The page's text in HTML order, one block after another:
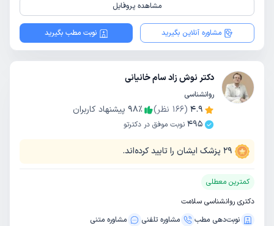
مشاهده پروفایل
مشاوره آنلاین بگیرید نوبت مطب بگیرید
دکتر نوش زاد سام خانیانی
روانشناسی
4.9
(
166 نظر) 98٪
پیشنهاد کاربران
495 نوبت موفق در دکترتو
29 پزشک ایشان را تایید کرده‌اند.
کمترین معطلی
دکتری روانشناسی سلامت
نوبت‌دهی مطب
مشاوره‌ تلفنی مشاوره‌ متنی